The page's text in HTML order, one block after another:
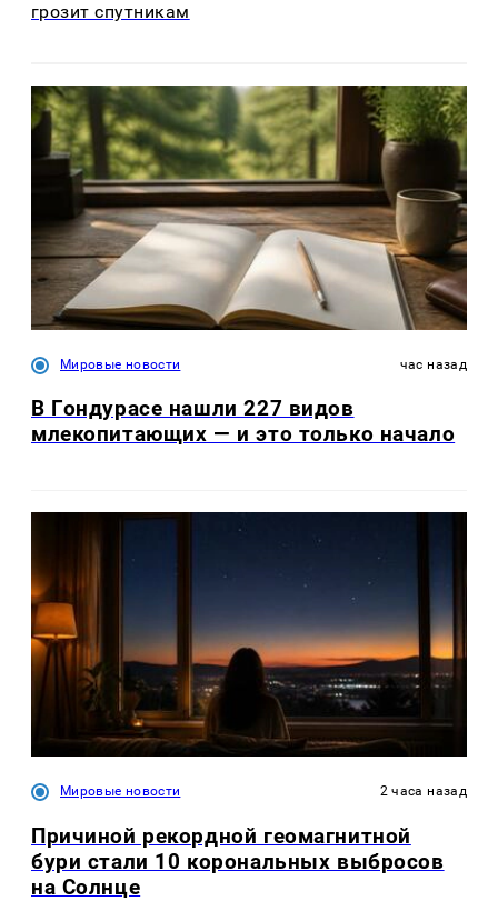
грозит спутникам
Мировые новости час назад
В Гондурасе нашли 227 видов
млекопитающих — и это только начало
Мировые новости 2 часа назад
Причиной рекордной геомагнитной
бури стали 10 корональных выбросов
на Солнце